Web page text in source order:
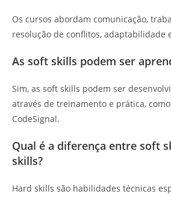
Os cursos abordam comunicação,
resolução de conflitos, adaptabilidade
As soft skills podem ser
Sim, as soft skills podem ser
através de treinamento e prática,
CodeSignal.
Qual é a diferença entre soft
skills?
Hard skills são habilidades técnicas